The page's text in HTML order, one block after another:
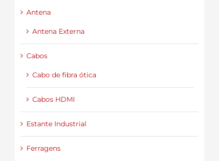
Antena
Antena Externa
Cabos
Cabo de fibra ótica
Cabos HDMI
Estante Industrial
Ferragens